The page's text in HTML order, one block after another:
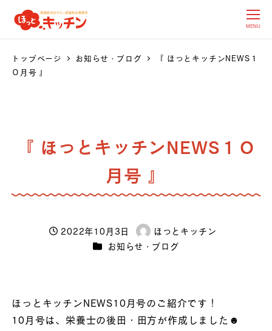
MENU
トップページ お知らせ・ブログ
『 ほっとキッチンNEWS１
０月号 』
『 ほっとキッチンNEWS１０
月号 』
投稿日
2022年10月3日
著
者
ほっとキッチン
カテゴリー
お知らせ・ブログ
ほっとキッチンNEWS10月号のご紹介です！
10月号は、栄養士の後田・田方が作成しました☻